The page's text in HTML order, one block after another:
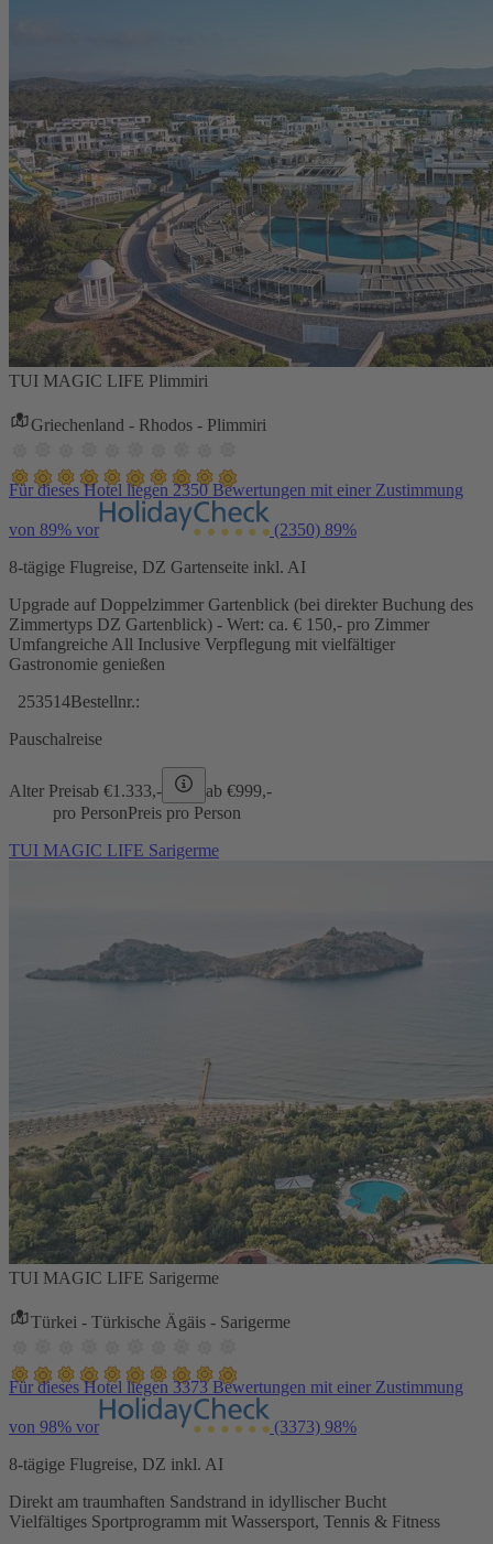
TUI MAGIC LIFE Plimmiri
Griechenland - Rhodos - Plimmiri
Für dieses Hotel liegen 2350 Bewertungen mit einer Zustimmung
von 89% vor (2350) 89%
8-tägige Flugreise, DZ Gartenseite inkl. AI
Upgrade auf Doppelzimmer Gartenblick (bei direkter Buchung des
Zimmertyps DZ Gartenblick) - Wert: ca. € 150,- pro Zimmer
Umfangreiche All Inclusive Verpflegung mit vielfältiger
Gastronomie genießen
253514Bestellnr.:
Pauschalreise
Alter Preisab €1.333,- ab €999,-
pro PersonPreis pro Person
TUI MAGIC LIFE Sarigerme
TUI MAGIC LIFE Sarigerme
Türkei - Türkische Ägäis - Sarigerme
Für dieses Hotel liegen 3373 Bewertungen mit einer Zustimmung
von 98% vor (3373) 98%
8-tägige Flugreise, DZ inkl. AI
Direkt am traumhaften Sandstrand in idyllischer Bucht
Vielfältiges Sportprogramm mit Wassersport, Tennis & Fitness